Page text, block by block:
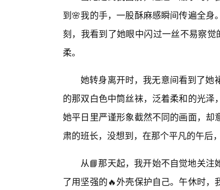
到🌸我的手，一股酥麻感瞬间传遍全
刻，我看到了她眼中闪过一丝不易察
柔。
她转身离开时，我无意间看到了她
的那双白色中筒丝袜，泛着柔和的光
她平日里严谨形象截然不同的画面，
肃的班长，没想到，在那个平凡的午后
从📘那天起，我开始不自觉地关
了用坚强的🔥外壳保护自己。午休时